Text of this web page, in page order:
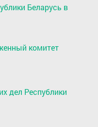
Беларусь в
комитет
дел Республики